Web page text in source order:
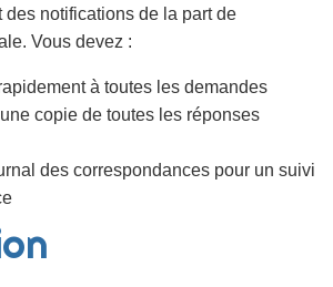
des notifications de la part de
Vous devez :
à toutes les demandes
copie de toutes les réponses
des correspondances pour un suivi